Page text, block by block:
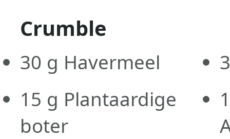
Crumble
30 g Havermeel
15 g Plantaardige
boter